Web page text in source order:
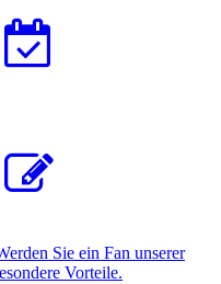
Sie ein Fan unserer
Vorteile.